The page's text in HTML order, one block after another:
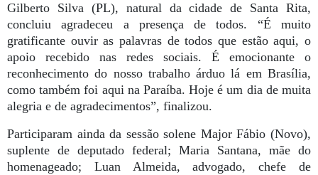
Gilberto Silva (PL), natural da cidade de Santa Rita,
concluiu agradeceu a presença de todos. “É muito
gratificante ouvir as palavras de todos que estão aqui, o
apoio recebido nas redes sociais. É emocionante o
reconhecimento do nosso trabalho árduo lá em Brasília,
como também foi aqui na Paraíba. Hoje é um dia de muita
alegria e de agradecimentos”, finalizou.
Participaram ainda da sessão solene Major Fábio (Novo),
suplente de deputado federal; Maria Santana, mãe do
homenageado; Luan Almeida, advogado, chefe de